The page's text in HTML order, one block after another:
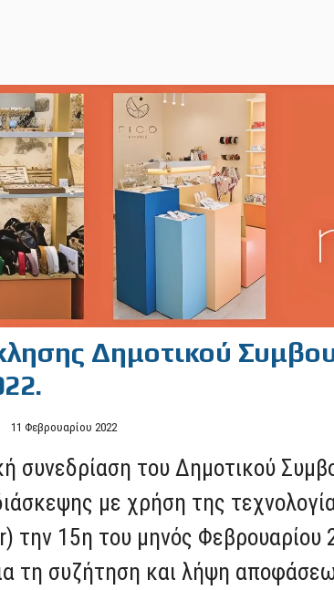
Δημοτικού
11 Φεβρουαρίου 2022
συνεδρίαση του Δημοτικού
με χρήση της
την 15η του μηνός Φεβρουαρίου
τη συζήτηση και λήψη